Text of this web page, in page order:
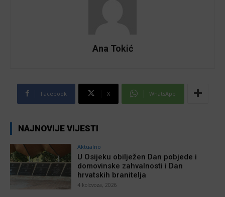
Ana Tokić
Facebook X WhatsApp
NAJNOVIJE VIJESTI
Aktualno
U Osijeku obilježen Dan pobjede i
domovinske zahvalnosti i Dan
hrvatskih branitelja
4 kolovoza, 2026